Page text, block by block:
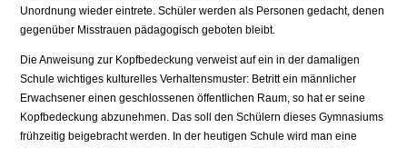
Unordnung wieder eintrete. Schüler werden als Personen gedacht, denen
gegenüber Misstrauen pädagogisch geboten bleibt.
Die Anweisung zur Kopfbedeckung verweist auf ein in der damaligen
Schule wichtiges kulturelles Verhaltensmuster: Betritt ein männlicher
Erwachsener einen geschlossenen öffentlichen Raum, so hat er seine
Kopfbedeckung abzunehmen. Das soll den Schülern dieses Gymnasiums
frühzeitig beigebracht werden. In der heutigen Schule wird man eine